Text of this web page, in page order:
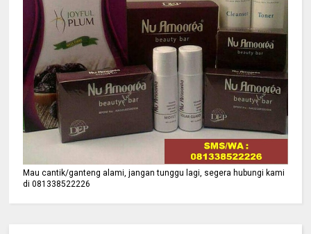
Mau cantik/ganteng alami, jangan tunggu lagi, segera hubungi kami
di 081338522226